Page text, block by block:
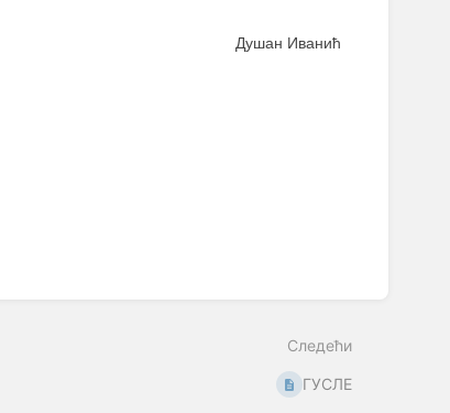
Душан Иванић
Следећи
ГУСЛЕ